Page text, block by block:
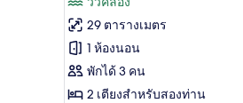
เตียง
ใหญ่
2
เตียง
ของ
ห้อง
ดี
ลัก
29 ตารางเมตร
1 ห้องนอน
พักได้ 3 คน
2 เตียงสำหรับสองท่าน